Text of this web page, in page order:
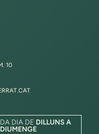
10
DIA DE DILLUNS A
DIUMENGE